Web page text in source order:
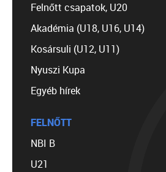
Felnőtt csapatok, U20
Akadémia (U18, U16, U14)
Kosársuli (U12, U11)
Nyuszi Kupa
Egyéb hírek
FELNŐTT
NBI B
U21